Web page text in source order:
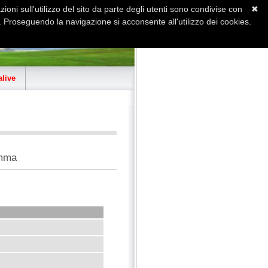
✖
sull'utilizzo del sito da parte degli utenti sono condivise con
la navigazione si acconsente all'utilizzo dei cookies.